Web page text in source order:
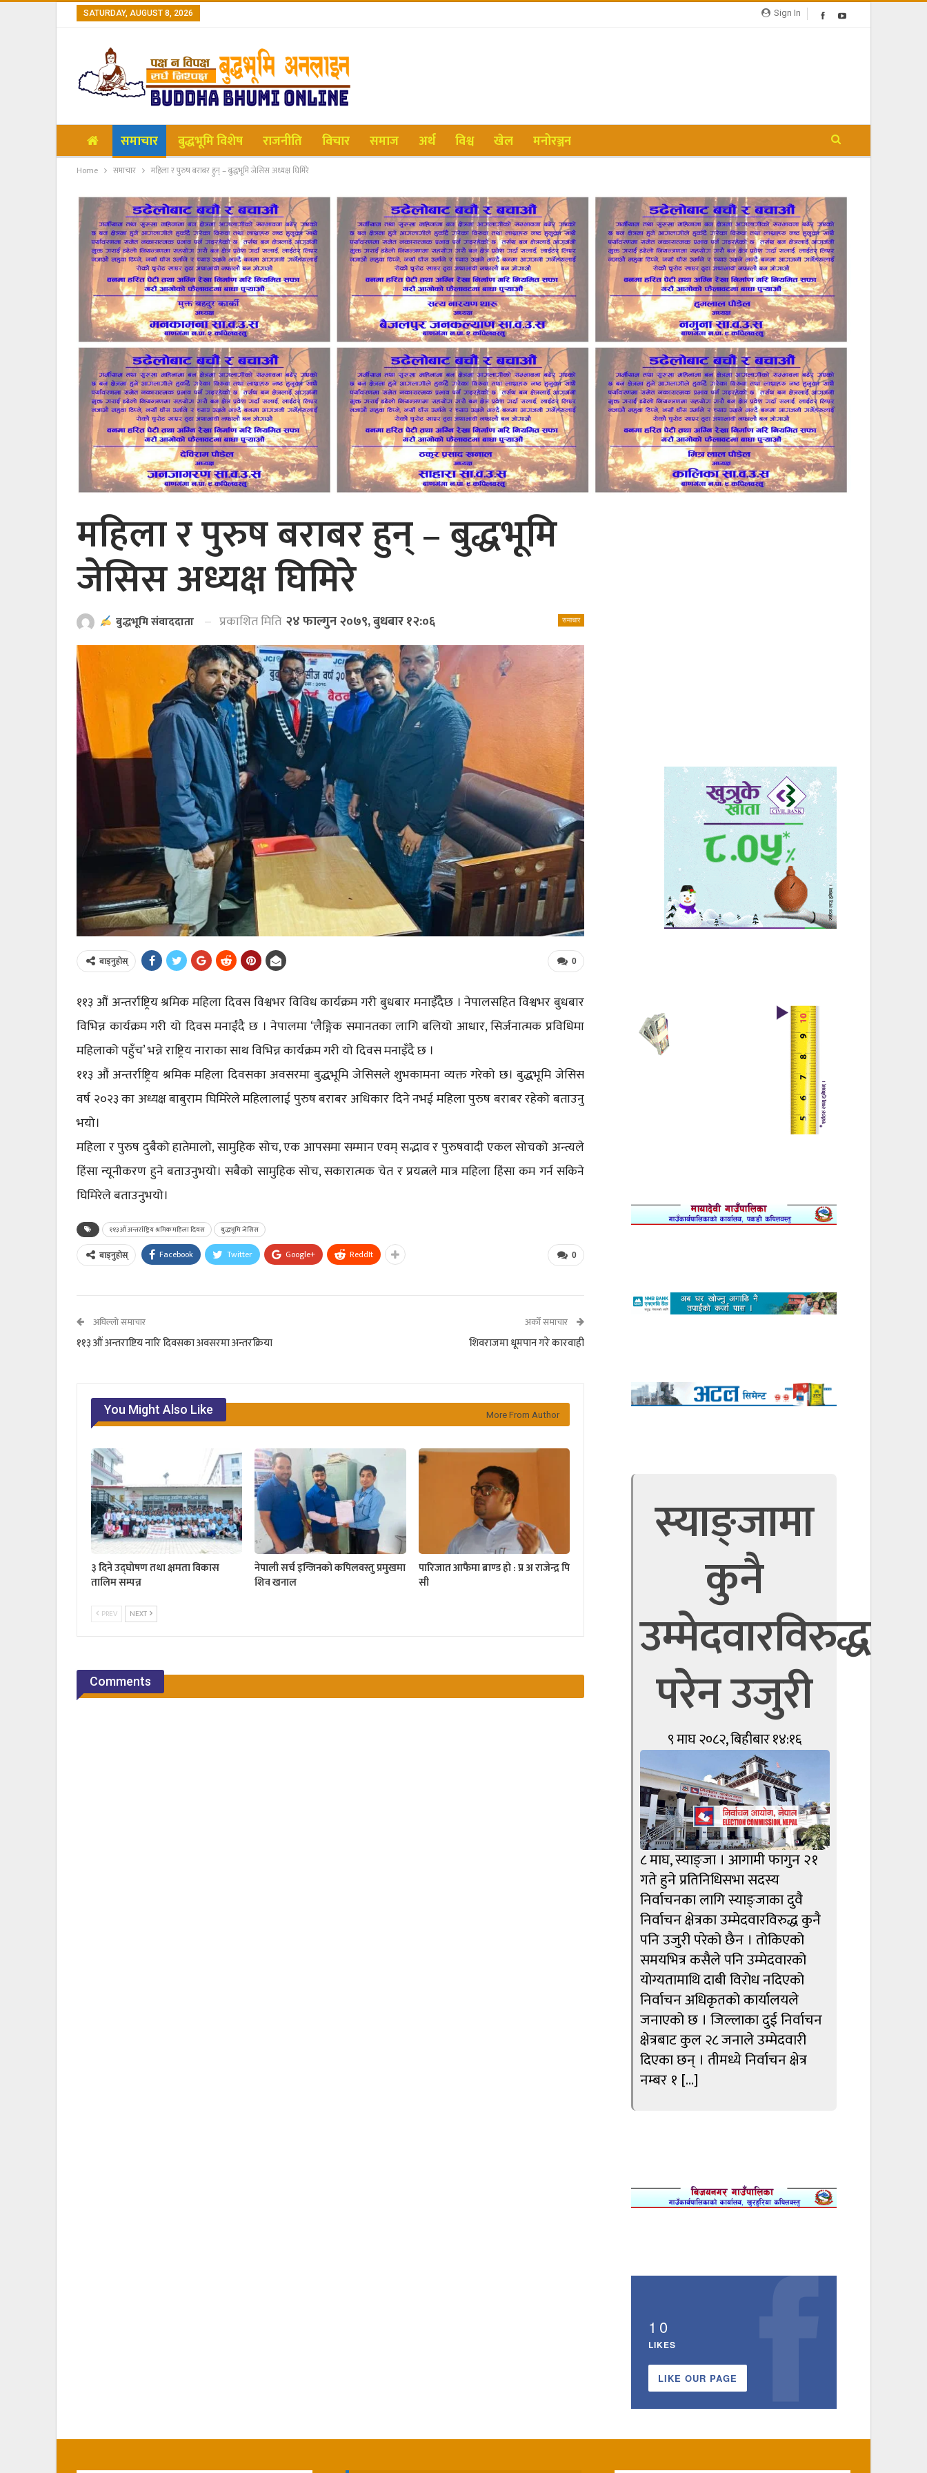
Sign In
SATURDAY, AUGUST 8, 2026
समाचार बुद्धभूमि विशेष राजनीति विचार समाज अर्थ विश्व खेल मनोरञ्जन
Home समाचार महिला र पुरुष बराबर हुन् – बुद्धभूमि जेसिस अध्यक्ष घिमिरे
महिला र पुरुष बराबर हुन् – बुद्धभूमि
जेसिस अध्यक्ष घिमिरे
समाचार
बुद्धभूमि संवाददाता प्रकाशित मिति २४ फाल्गुन २०७९, बुधबार १२:०६
0
बाड्नुहोस्
११३ औं अन्तर्राष्ट्रिय श्रमिक महिला दिवस विश्वभर विविध कार्यक्रम गरी बुधबार मनाइँदैछ । नेपालसहित विश्वभर बुधबार
विभिन्न कार्यक्रम गरी यो दिवस मनाईंदै छ । नेपालमा ‘लैङ्गिक समानतका लागि बलियो आधार, सिर्जनात्मक प्रविधिमा
महिलाको पहुँच’ भन्ने राष्ट्रिय नाराका साथ विभिन्न कार्यक्रम गरी यो दिवस मनाइँदै छ ।
११३ औं अन्तर्राष्ट्रिय श्रमिक महिला दिवसका अवसरमा बुद्धभूमि जेसिसले शुभकामना व्यक्त गरेको छ। बुद्धभूमि जेसिस
वर्ष २०२३ का अध्यक्ष बाबुराम घिमिरेले महिलालाई पुरुष बराबर अधिकार दिने नभई महिला पुरुष बराबर रहेको बताउनु
भयो।
महिला र पुरुष दुबैको हातेमालो, सामुहिक सोच, एक आपसमा सम्मान एवम् सद्भाव र पुरुषवादी एकल सोचको अन्त्यले
हिंसा न्यूनीकरण हुने बताउनुभयो। सबैको सामुहिक सोच, सकारात्मक चेत र प्रयत्नले मात्र महिला हिंसा कम गर्न सकिने
घिमिरेले बताउनुभयो।
११३ औं अन्तर्राष्ट्रिय श्रमिक महिला दिवस बुद्धभूमि जेसिस
0
बाड्नुहोस् Facebook Twitter Google+ ReddIt
अघिल्लो समाचार
११३ औं अन्तराष्टिय नारि दिवसका अवसरमा अन्तरक्रिया
अर्को समाचार
शिवराजमा धूमपान गरे कारवाही
You Might Also Like More From Author
३ दिने उद्घोषण तथा क्षमता विकास
तालिम सम्पन्न
नेपाली सर्च इन्जिनको कपिलवस्तु प्रमुखमा
शिव खनाल
पारिजात आफैमा ब्राण्ड हो : प्र अ राजेन्द्र पि
सी
PREV NEXT
Comments
स्याङ्जामा
कुनै
उम्मेदवारविरुद्ध
परेन उजुरी
९ माघ २०८२, बिहीबार १४:१६
८ माघ, स्याङ्जा । आगामी फागुन २१
गते हुने प्रतिनिधिसभा सदस्य
निर्वाचनका लागि स्याङ्जाका दुवै
निर्वाचन क्षेत्रका उम्मेदवारविरुद्ध कुनै
पनि उजुरी परेको छैन । तोकिएको
समयभित्र कसैले पनि उम्मेदवारको
योग्यतामाथि दाबी विरोध नदिएको
निर्वाचन अधिकृतको कार्यालयले
जनाएको छ । जिल्लाका दुई निर्वाचन
क्षेत्रबाट कुल २८ जनाले उम्मेदवारी
दिएका छन् । तीमध्ये निर्वाचन क्षेत्र
नम्बर १ […]
10
LIKES
LIKE OUR PAGE